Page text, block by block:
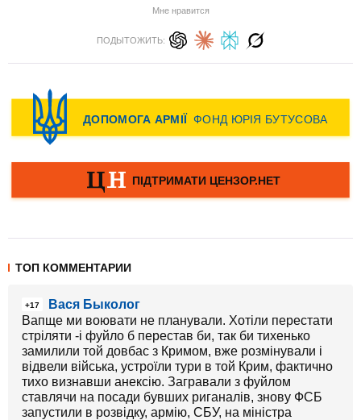
Мне нравится
ПОДЫТОЖИТЬ:
ТОП КОММЕНТАРИИ
+17
Вася Быколог
Вапще ми воювати не планували. Хотіли перестати
стріляти -і фуйло б перестав би, так би тихенько
замилили той довбас з Кримом, вже розмінували і
відвели війська, устроїли тури в той Крим, фактично
тихо визнавши анексію. Загравали з фуйлом
ставлячи на посади бувших риганалів, знову ФСБ
запустили в розвідку, армію, СБУ, на міністра